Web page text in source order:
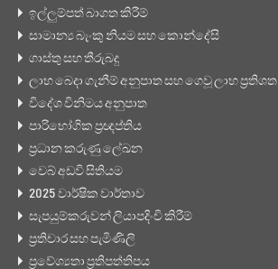
ඉල්ලුම්පත් බාගත කිරීම්
සාමාන්‍ය බැංකු නියම සහ කොන්දේසි
ගාස්තු සහ තීරුබදු
ලාභ බෙදා ගැනීම් අනුපාත සහ ගෙවූ ලාභ ප්‍රතිශත
විදේශ විනිමය අනුපාත
පාරිභෝගික ප්‍රඥප්තිය
ප්‍රධාන කරුණු ලේඛන
වෙබ් අඩවි සිතියම
2025 වාර්ෂික වාර්තාව
සැපයුම්කරුවන් ලියාපදිංචි කිරීම්
ප්‍රතිචාර සහ පැමිණිලි
ප්‍රවේශ්‍යතා ප්‍රතිපත්තිපය